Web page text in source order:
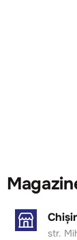
str.